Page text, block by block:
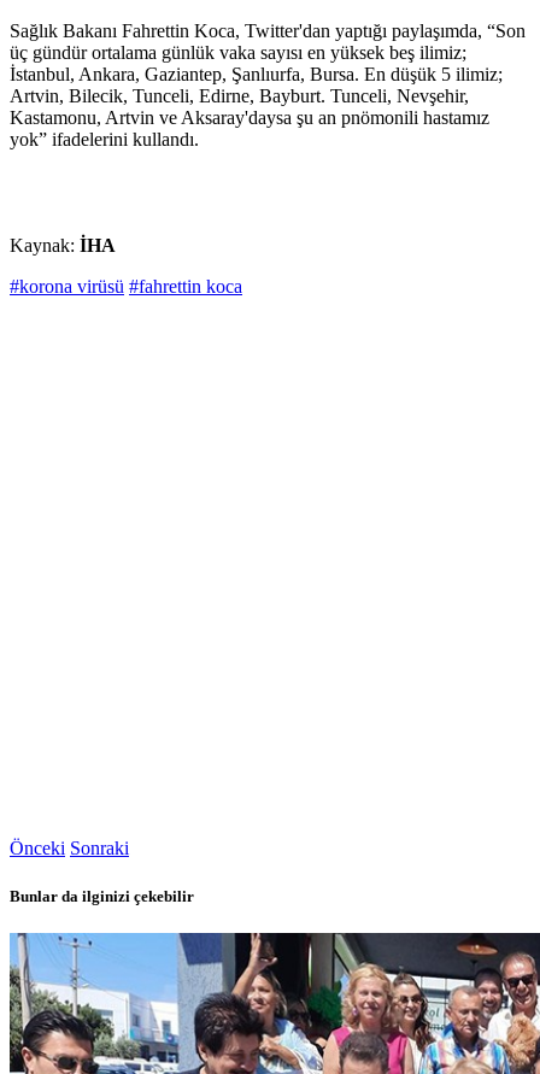
Sağlık Bakanı Fahrettin Koca, Twitter'dan yaptığı paylaşımda, “Son
üç gündür ortalama günlük vaka sayısı en yüksek beş ilimiz;
İstanbul, Ankara, Gaziantep, Şanlıurfa, Bursa. En düşük 5 ilimiz;
Artvin, Bilecik, Tunceli, Edirne, Bayburt. Tunceli, Nevşehir,
Kastamonu, Artvin ve Aksaray'daysa şu an pnömonili hastamız
yok” ifadelerini kullandı.
Kaynak: İHA
#korona virüsü #fahrettin koca
Önceki Sonraki
Bunlar da ilginizi çekebilir